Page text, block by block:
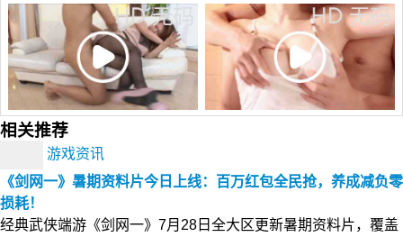
相关推荐
游戏资讯
《剑网一》暑期资料片今日上线：百万红包全民抢，养成减负零
损耗！
经典武侠端游《剑网一》7月28日全大区更新暑期资料片，覆盖